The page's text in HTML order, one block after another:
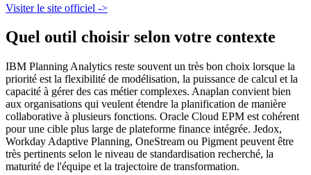
Visiter le site officiel ->
Quel outil choisir selon votre contexte
IBM Planning Analytics reste souvent un très bon choix lorsque la
priorité est la flexibilité de modélisation, la puissance de calcul et la
capacité à gérer des cas métier complexes. Anaplan convient bien
aux organisations qui veulent étendre la planification de manière
collaborative à plusieurs fonctions. Oracle Cloud EPM est cohérent
pour une cible plus large de plateforme finance intégrée. Jedox,
Workday Adaptive Planning, OneStream ou Pigment peuvent être
très pertinents selon le niveau de standardisation recherché, la
maturité de l'équipe et la trajectoire de transformation.